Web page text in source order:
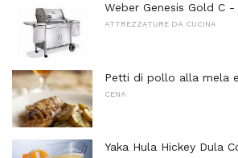
Weber Genesis Gold C
ATTREZZATURE DA CUCINA
Petti di pollo alla mela
CENA
Yaka Hula Hickey Dula